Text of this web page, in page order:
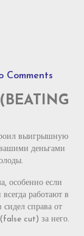
Comments
выигрышную
деньгами
особенно если
работают в
справа от
cut) за него.